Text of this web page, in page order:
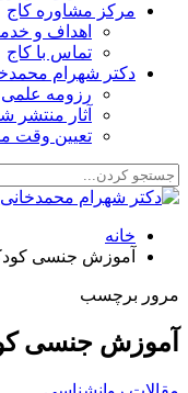
مرکز مشاوره کاج
اهداف و
تماس با کاج
دکتر شهرام
رزومه علمی
آثار منتشر
تعیین وقت
خانه
آموزش جنسی
مرور برچسب
آموزش جنسی